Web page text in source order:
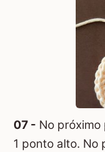
07 - No
1 ponto alto. No